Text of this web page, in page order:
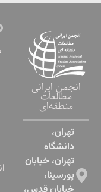
انجمن ایرانی
مطالعات
منطقه‌ای
تهران،
دانشگاه
تهران، خیابان
پورسینا،